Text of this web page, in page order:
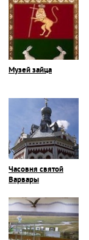
Музей зайца
Часовня святой
Варвары